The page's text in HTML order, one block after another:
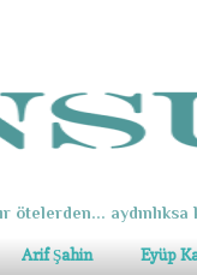
ötelerden... aydınlıksa
Arif Şahin Eyüp